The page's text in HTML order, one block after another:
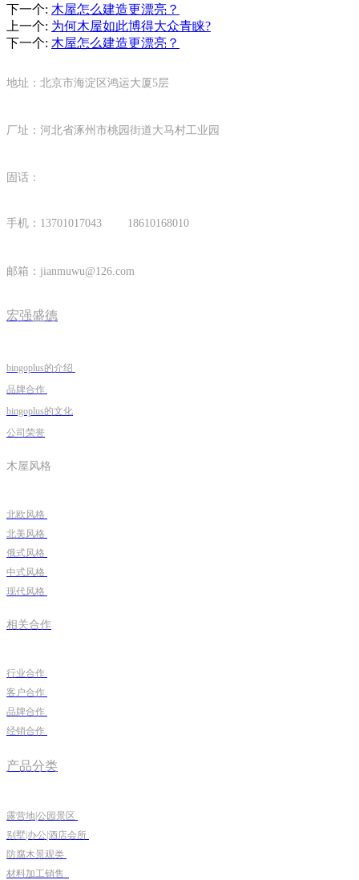
下一个: 木屋怎么建造更漂亮？
上一个: 为何木屋如此博得大众青睐?
下一个: 木屋怎么建造更漂亮？
地址：北京市海淀区鸿运大厦5层
厂址：河北省涿州市桃园街道大马村工业园
固话：
手机：13701017043 18610168010
邮箱： jianmuwu@126.com
宏强盛德
bingoplus的介绍
品牌合作
bingoplus的文化
公司荣誉
木屋风格
北欧风格
北美风格
俄式风格
中式风格
现代风格
相关合作
行业合作
客户合作
品牌合作
经销合作
产品分类
露营地|公园景区
别墅|办公|酒店会所
防腐木景观类
材料加工销售